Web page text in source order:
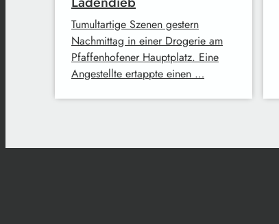
Tumultartige Szenen gestern
Nachmittag in einer Drogerie am
Pfaffenhofener Hauptplatz. Eine
Angestellte ertappte einen …